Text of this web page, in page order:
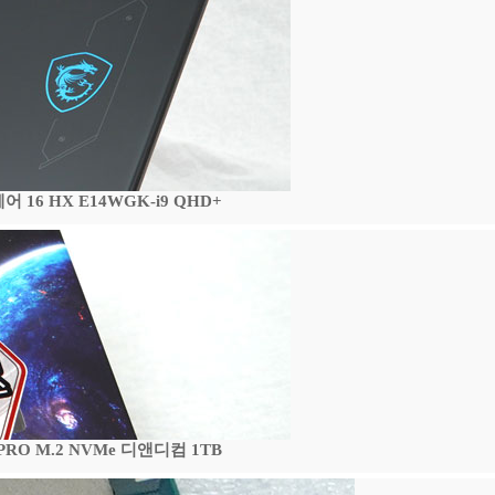
어 16 HX E14WGK-i9 QHD+
M.2 NVMe 디앤디컴 1TB